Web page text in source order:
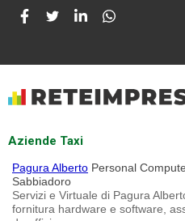
Aziende Taxi
Pagura Alberto Personal
Sabbiadoro
Servizi e Virtuale di Pagura
fornitura hardware e software,